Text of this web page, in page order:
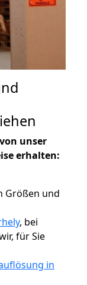
unser
erhalten:
Größen und
, bei
für Sie
in